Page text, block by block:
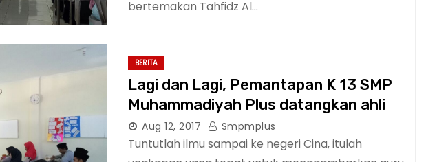
bertemakan Tahfidz Al…
BERITA
Lagi dan Lagi, Pemantapan K 13 SMP
Muhammadiyah Plus datangkan ahli
Aug 12, 2017 Smpmplus
Tuntutlah ilmu sampai ke negeri Cina, itulah